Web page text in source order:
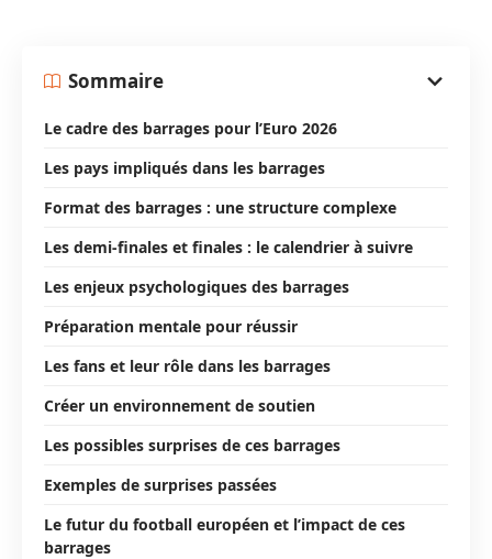
Sommaire
Le cadre des barrages pour l’Euro 2026
Les pays impliqués dans les barrages
Format des barrages : une structure complexe
Les demi-finales et finales : le calendrier à suivre
Les enjeux psychologiques des barrages
Préparation mentale pour réussir
Les fans et leur rôle dans les barrages
Créer un environnement de soutien
Les possibles surprises de ces barrages
Exemples de surprises passées
Le futur du football européen et l’impact de ces
barrages